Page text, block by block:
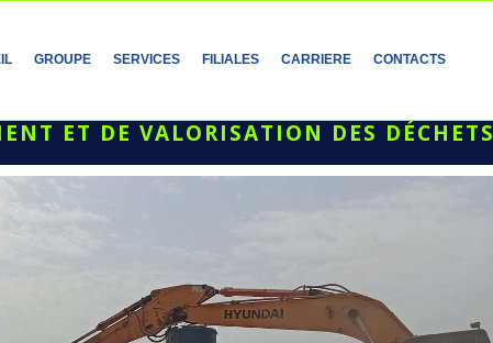
GROUPE SERVICES FILIALES CARRIERE CONTACTS
ET DE VALORISATION DES DÉCHETS